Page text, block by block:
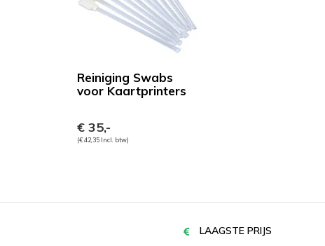
Reiniging Swabs
voor Kaartprinters
€ 35,-
(€ 42,35 Incl. btw)
LAAGSTE PRIJS